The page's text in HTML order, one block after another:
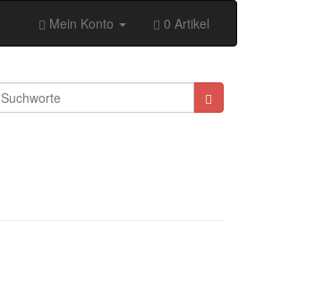
Mein Konto 0 Artikel